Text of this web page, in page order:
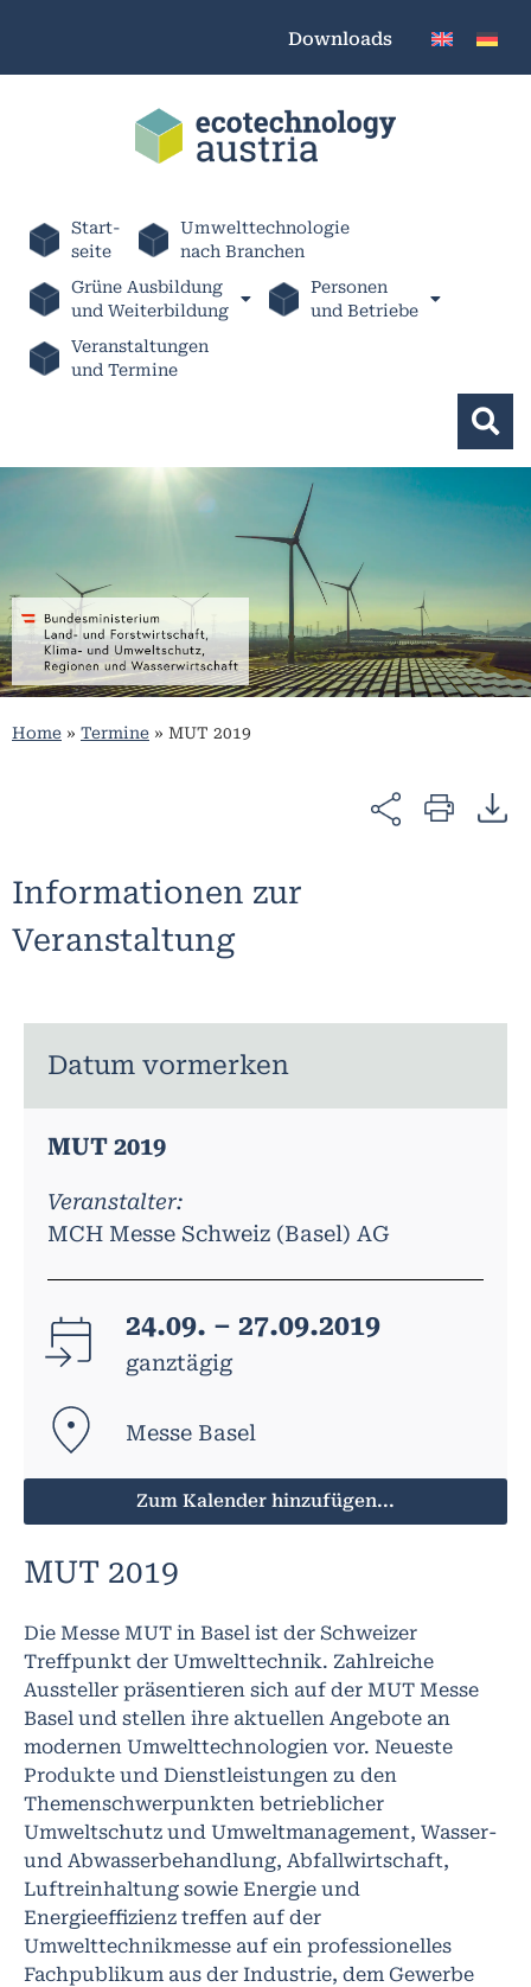
Downloads
Start-
seite
Umwelttechnologie
nach Branchen
Grüne Ausbildung
und Weiterbildung
Personen
und Betriebe
Veranstaltungen
und Termine
Home » Termine » MUT 2019
Informationen zur
Veranstaltung
Datum vormerken
MUT 2019
Veranstalter:
MCH Messe Schweiz (Basel) AG
24.09. – 27.09.2019
ganztägig
Messe Basel
Zum Kalender hinzufügen...
MUT 2019
Die Messe MUT in Basel ist der Schweizer
Treffpunkt der Umwelttechnik. Zahlreiche
Aussteller präsentieren sich auf der MUT Messe
Basel und stellen ihre aktuellen Angebote an
modernen Umwelttechnologien vor. Neueste
Produkte und Dienstleistungen zu den
Themenschwerpunkten betrieblicher
Umweltschutz und Umweltmanagement, Wasser-
und Abwasserbehandlung, Abfallwirtschaft,
Luftreinhaltung sowie Energie und
Energieeffizienz treffen auf der
Umwelttechnikmesse auf ein professionelles
Fachpublikum aus der Industrie, dem Gewerbe